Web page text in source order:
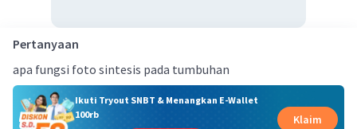
Pertanyaan
apa fungsi foto sintesis pada tumbuhan
Ikuti Tryout SNBT & Menangkan E-Wallet
100rb
Klaim